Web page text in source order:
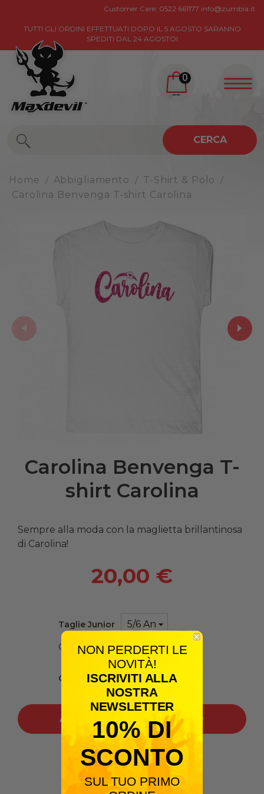
Customer Care: 0522 661177 info@zumbia.it
TUTTI GLI ORDINI EFFETTUATI DOPO IL 5 AGOSTO SARANNO
SPEDITI DAL 24 AGOSTOI
CERCA
0
Home Abbigliamento
T-Shirt & Polo
Carolina Benvenga T-shirt Carolina
Carolina Benvenga T-
shirt Carolina
Sempre alla moda con la maglietta brillantinosa
di Carolina!
20,00 €
Taglie Junior
Guida alle taglie
Quantità
AGGIUNGI AL CARRELLO
Condividilo:
NON PERDERTI LE
NOVITÀ!
ISCRIVITI ALLA
NOSTRA
NEWSLETTER
10% DI
SCONTO
SUL TUO PRIMO